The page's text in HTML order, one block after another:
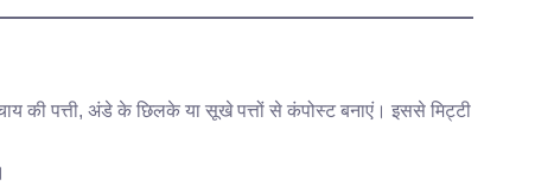
की पत्ती, अंडे के छिलके या सूखे पत्तों से कंपोस्ट बनाएं। इससे मिट्टी